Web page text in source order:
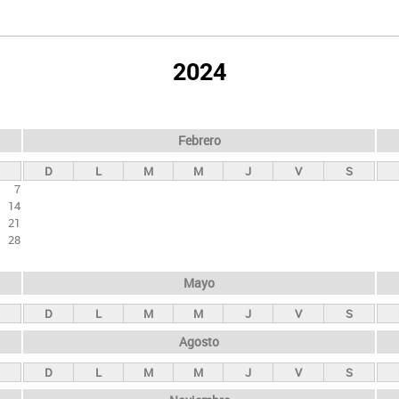
2024
7
14
21
28
Febrero
D L M M J V S
Mayo
D L M M J V S
Agosto
D L M M J V S